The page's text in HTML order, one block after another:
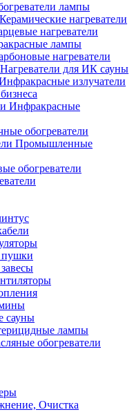
лампы
Керамические нагреватели
нагреватели
лампы
нагреватели
Нагреватели для ИК сауны
излучатели
Инфракрасные
обогреватели
Промышленные
обогреватели
пушки
сауны
лампы
обогреватели
Очистка